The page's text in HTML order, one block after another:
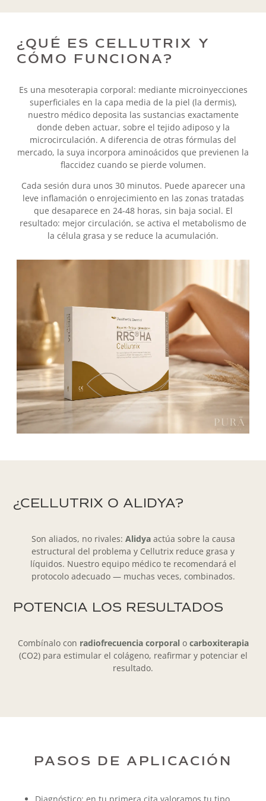
¿QUÉ ES CELLUTRIX Y
CÓMO FUNCIONA?
Es una mesoterapia corporal: mediante microinyecciones
superficiales en la capa media de la piel (la dermis),
nuestro médico deposita las sustancias exactamente
donde deben actuar, sobre el tejido adiposo y la
microcirculación. A diferencia de otras fórmulas del
mercado, la suya incorpora aminoácidos que previenen la
flaccidez cuando se pierde volumen.
Cada sesión dura unos 30 minutos. Puede aparecer una
leve inflamación o enrojecimiento en las zonas tratadas
que desaparece en 24-48 horas, sin baja social. El
resultado: mejor circulación, se activa el metabolismo de
la célula grasa y se reduce la acumulación.
¿CELLUTRIX O ALIDYA?
Son aliados, no rivales: Alidyaactúa sobre la causa
estructural del problema y Cellutrix reduce grasa y
líquidos. Nuestro equipo médico te recomendará el
protocolo adecuado — muchas veces, combinados.
POTENCIA LOS RESULTADOS
Combínalo con radiofrecuencia corporalo carboxiterapia
(CO2) para estimular el colágeno, reafirmar y potenciar el
resultado.
PASOS DE APLICACIÓN